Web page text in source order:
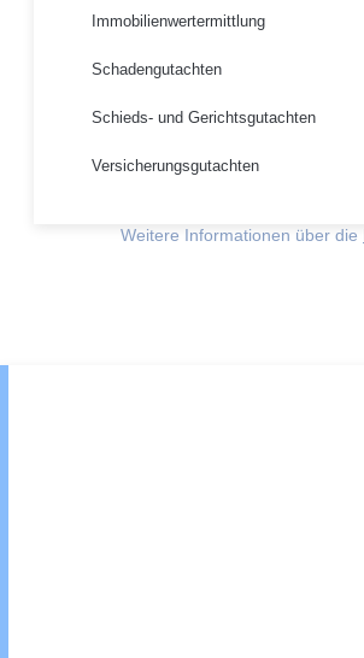
Immobilienwertermittlung
Schadengutachten
Schieds- und Gerichtsgutachten
Versicherungsgutachten
Weitere Informationen über die